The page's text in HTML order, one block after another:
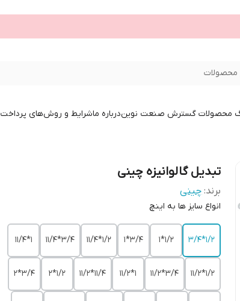
محصولات گسترش صنعت نویندرباره ماشرایط و روش‌های پرداخت
تبدیل گالوانیزه چینی
برند: چینی
انواع سایز ها به اینچ
1/2*3/4
1/2*1
3/4*1
1/2*11/4
3/4*11/4
1*11/4
1/2*11/2
3/4*11/2
1*11/2
11/4*11/2
1/2*2
3/4*2